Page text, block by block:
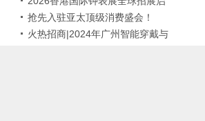
动！
抢先入驻亚太顶级消费盛会！
2026海南消博会火热招展中
火热招商|2024年广州智能穿戴与